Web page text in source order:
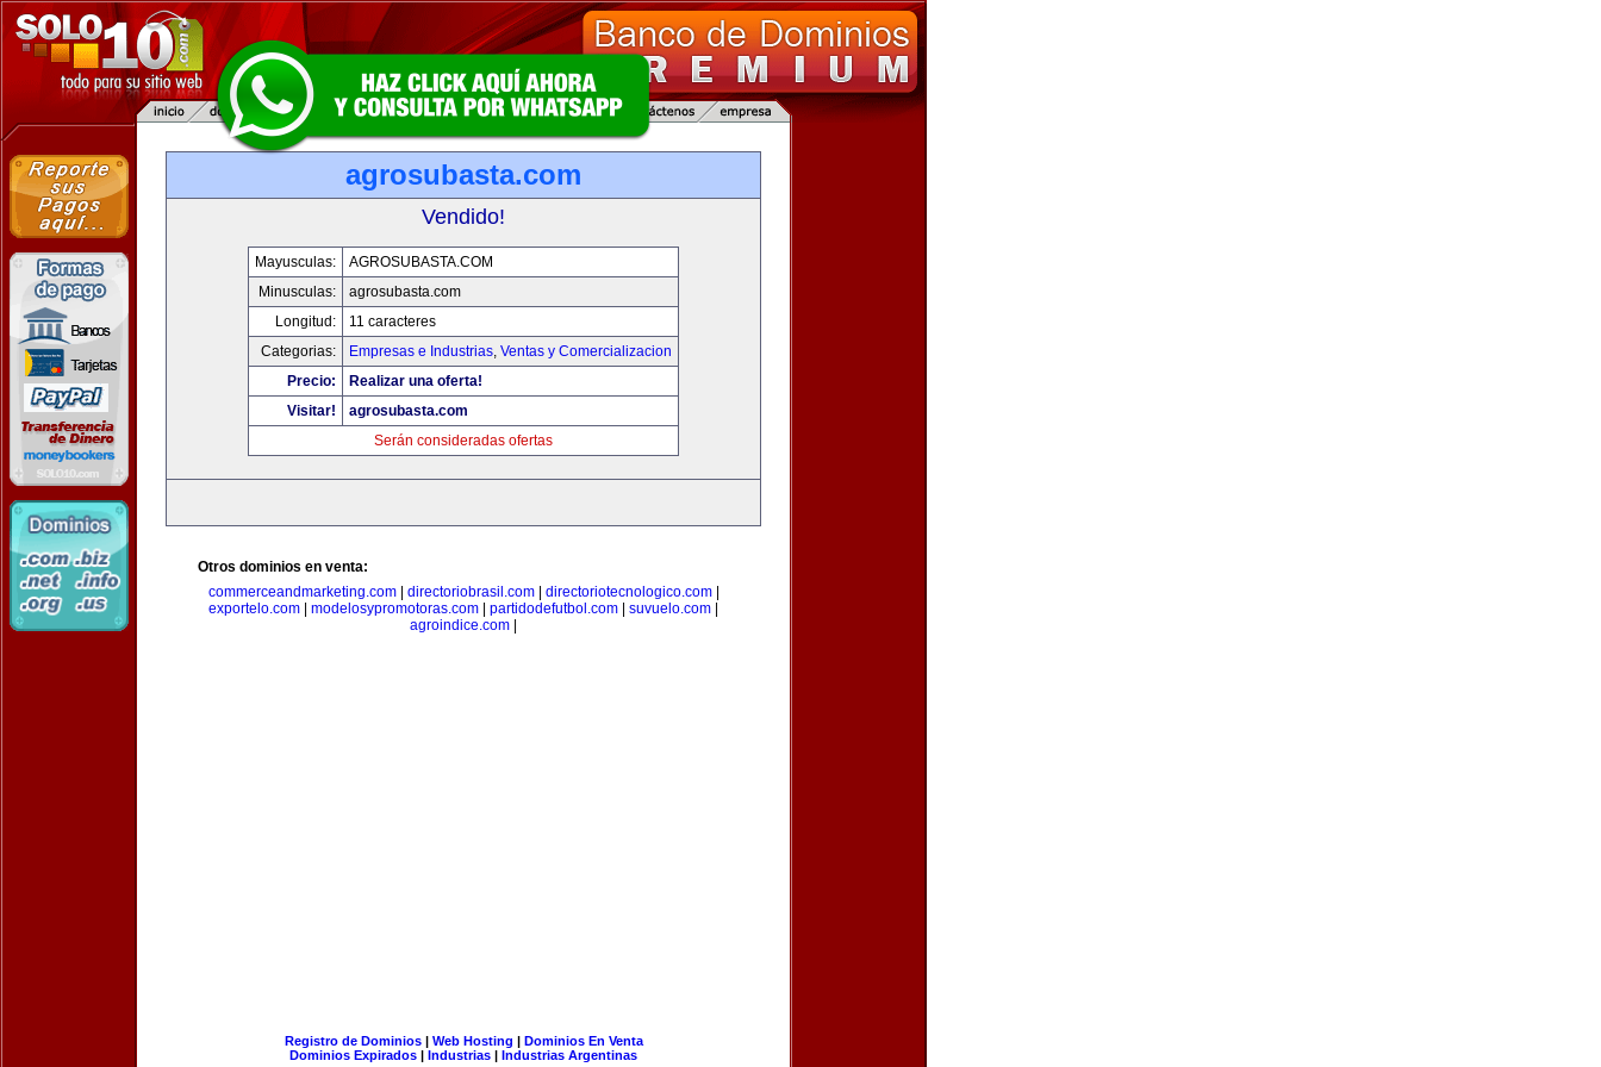
agrosubasta.com
Vendido!
Mayusculas:
AGROSUBASTA.COM
Minusculas:
agrosubasta.com
Longitud:
11 caracteres
Categorias:
Empresas e Industrias, Ventas y Comercializacion
Precio:
Realizar una oferta!
Visitar!
agrosubasta.com
Serán consideradas ofertas
Otros dominios en venta:
commerceandmarketing.com| directoriobrasil.com| directoriotecnologico.com|
exportelo.com
modelosypromotoras.com partidodefutbol.com suvuelo.com
agroindice.com
Registro de Dominios| Web Hosting | Dominios En Venta
Dominios Expirados | Industrias | Industrias Argentinas